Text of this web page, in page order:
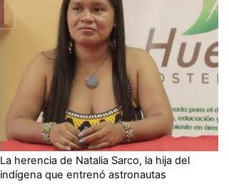
La herencia de Natalia Sarco, la hija del
indígena que entrenó astronautas